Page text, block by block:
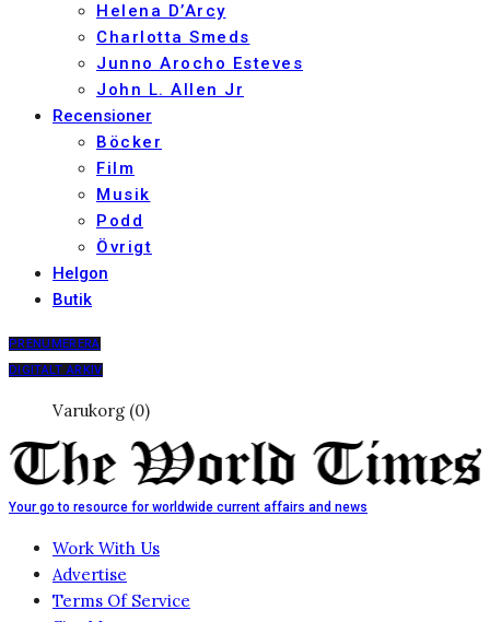
Helena D’Arcy
Charlotta Smeds
Junno Arocho Esteves
John L. Allen Jr
Recensioner
Böcker
Film
Musik
Podd
Övrigt
Helgon
Butik
PRENUMERERA
DIGITALT ARKIV
Varukorg (0)
Your go to resource for worldwide current affairs and news
Work With Us
Advertise
Terms Of Service